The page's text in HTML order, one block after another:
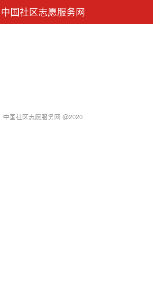
中国社区志愿服务网
中国社区志愿服务网 @2020